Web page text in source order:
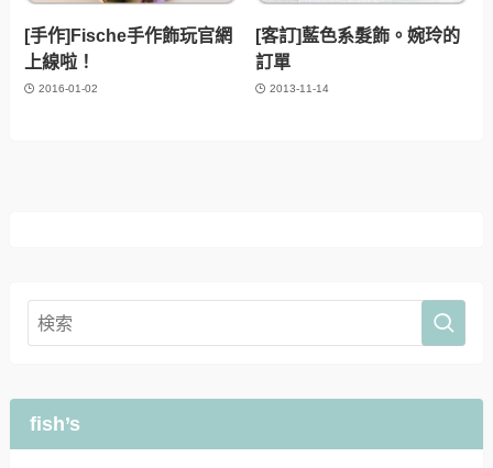
[手作]Fische手作飾玩官網
上線啦！
2016-01-02
[客訂]藍色系髮飾。婉玲的
訂單
2013-11-14
fish’s